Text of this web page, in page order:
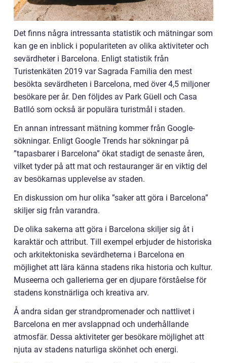
Det finns några intressanta statistik och mätningar som
kan ge en inblick i populariteten av olika aktiviteter och
sevärdheter i Barcelona. Enligt statistik från
Turistenkäten 2019 var Sagrada Familia den mest
besökta sevärdheten i Barcelona, med över 4,5 miljoner
besökare per år. Den följdes av Park Güell och Casa
Batlló som också är populära turistmål i staden.
En annan intressant mätning kommer från Google-
sökningar. Enligt Google Trends har sökningar på
”tapasbarer i Barcelona” ökat stadigt de senaste åren,
vilket tyder på att mat och restauranger är en viktig del
av besökarnas upplevelse av staden.
En diskussion om hur olika ”saker att göra i Barcelona”
skiljer sig från varandra.
De olika sakerna att göra i Barcelona skiljer sig åt i
karaktär och attribut. Till exempel erbjuder de historiska
och arkitektoniska sevärdheterna i Barcelona en
möjlighet att lära känna stadens rika historia och kultur.
Museerna och gallerierna ger en djupare förståelse för
stadens konstnärliga och kreativa arv.
Å andra sidan ger strandpromenader och nattlivet i
Barcelona en mer avslappnad och underhållande
atmosfär. Dessa aktiviteter ger besökare möjlighet att
njuta av stadens naturliga skönhet och energi.